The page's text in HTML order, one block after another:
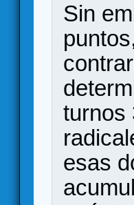
Sin
turnos
esas